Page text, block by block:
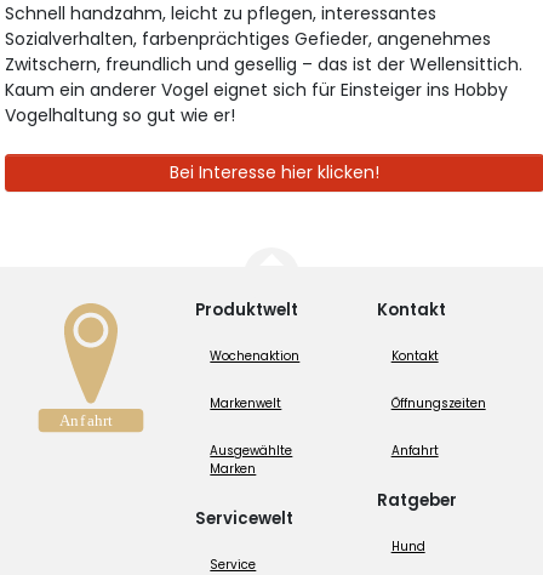
Schnell handzahm, leicht zu pflegen, interessantes
Sozialverhalten, farbenprächtiges Gefieder, angenehmes
Zwitschern, freundlich und gesellig – das ist der Wellensittich.
Kaum ein anderer Vogel eignet sich für Einsteiger ins Hobby
Vogelhaltung so gut wie er!
Bei Interesse hier klicken!
Produktwelt
Wochenaktion
Markenwelt
Ausgewählte
Marken
Servicewelt
Service
Kontakt
Kontakt
Öffnungszeiten
Anfahrt
Ratgeber
Hund